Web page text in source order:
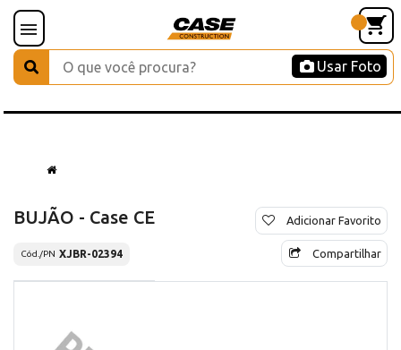
Usar Foto
BUJÃO - Case CE
Cód./PN XJBR-02394
Adicionar Favorito
Compartilhar